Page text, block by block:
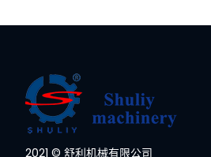
2021 © 舒利机械有限公司